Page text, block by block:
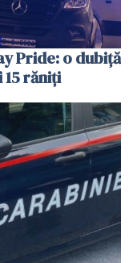
Pride: o dubiță
răniți